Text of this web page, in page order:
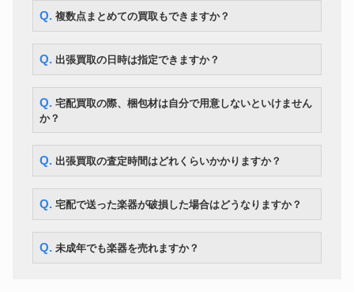
Q. 複数点まとめての買取もできますか？
Q. 出張買取の日時は指定できますか？
Q. 宅配買取の際、梱包材は自分で用意しないといけません
か？
Q. 出張買取の査定時間はどれくらいかかりますか？
Q. 宅配で送った楽器が破損した場合はどうなりますか？
Q. 未成年でも楽器を売れますか？